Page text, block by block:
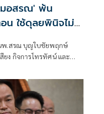
มอสรณ' พ้น
น ใช้ดุลยพินิจไม่
นพ.สรณ บุญใบชัยพฤกษ์
ยง กิจการโทรทัศน์ และ